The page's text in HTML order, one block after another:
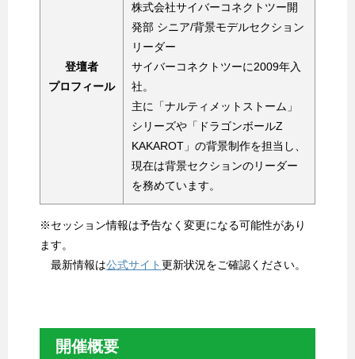
登壇者
プロフィール
株式会社サイバーコネクトツー開
発部 シニア/背景モデルセクション
リーダー
サイバーコネクトツーに2009年入
社。
主に「ナルティメットストーム」
シリーズや「ドラゴンボールZ
KAKAROT」の背景制作を担当し、
現在は背景セクションのリーダー
を務めています。
※セッション情報は予告なく変更になる可能性があり
ます。
最新情報は公式サイト更新状況をご確認ください。
開催概要